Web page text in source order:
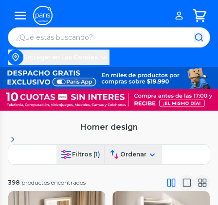
Homer design
Filtros (1) Ordenar
398 productos encontrados